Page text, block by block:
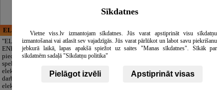
ELECTRIC ENERGY
"ELECTRIC
ENERGY Kandava"
piedāvā pilna
spektra
elektromontāžas
darbus,
elektroinstalācijas,
CĒSU APBEDĪŠANAS
PAKALPOJUMI, SIA
Cieņpilnas atvadas
par visu — no
pilnas bēru
Sīkdatnes
Vietne viss.lv izmantojam sīkdatnes. Jūs varat apstiprināt visu sīkdatņu
izmantošanai vai atlasīt sev vajadzīgās. Jūs varat pārlūkot un labot savu piekrišanu
jebkurā laikā, lapas apakšā spiežot uz saites "Manas sīkdatnes". Sīkāk par
sīkdatnēm sadaļā "Sīkdatņu politika"
Pielāgot izvēli Apstiprināt visas